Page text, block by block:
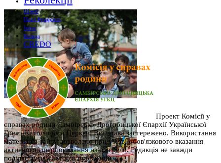
Шлюб
Папа Франциск
Ікона
Коляда
CREDO
Проект Комісії у
справах родини Самбірсько-Дрогобицької Єпархії Української
Греко-Католицької Церкви. Всі права застережено. Використання
матеріалів сайту дозволено при умові обов'язкового вказання
активного гіперпосилання на джерело. Редакція не завжди
поділяє думку авторів публікацій.